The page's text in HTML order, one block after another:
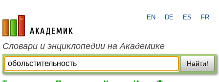
academic.ru
EN DE ES FR
Словари и энциклопедии на Академике
Найти!